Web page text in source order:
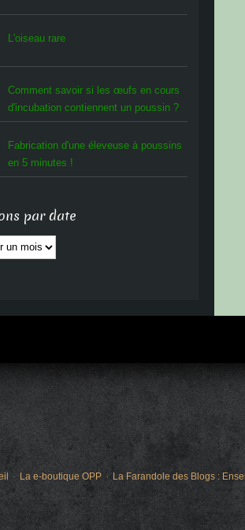
L'oiseau rare
Comment savoir si les œufs en cours
d'incubation contiennent un poussin ?
Fabrication d'une éleveuse à poussins
en 5 minutes !
par date
La e-boutique OPP La Farandole des Blogs :